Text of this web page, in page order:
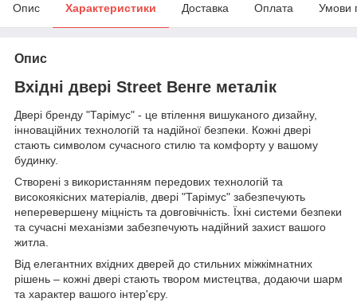
Опис Характеристики Доставка Оплата Умови
Опис
Вхідні двері Street Венге металік
Двері бренду "Тарімус" - це втілення вишуканого дизайну,
інноваційних технологій та надійної безпеки. Кожні двері
стають символом сучасного стилю та комфорту у вашому
будинку.
Створені з використанням передових технологій та
високоякісних матеріалів, двері "Тарімус" забезпечують
неперевершену міцність та довговічність. Їхні системи безпеки
та сучасні механізми забезпечують надійний захист вашого
житла.
Від елегантних вхідних дверей до стильних міжкімнатних
рішень – кожні двері стають твором мистецтва, додаючи шарм
та характер вашого інтер'єру.